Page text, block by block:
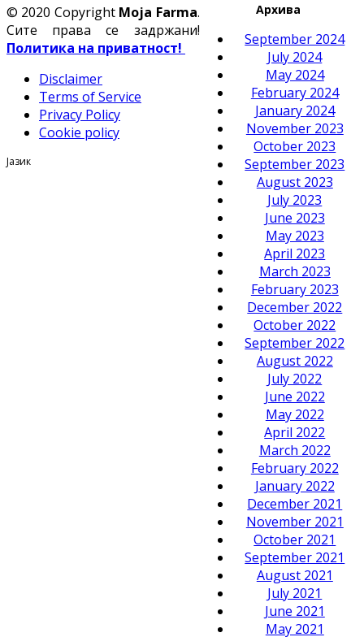
Архива
September 2024
July 2024
May 2024
February 2024
January 2024
November 2023
October 2023
September 2023
August 2023
July 2023
June 2023
May 2023
April 2023
March 2023
February 2023
December 2022
October 2022
September 2022
August 2022
July 2022
June 2022
May 2022
April 2022
March 2022
February 2022
January 2022
December 2021
November 2021
October 2021
September 2021
August 2021
July 2021
June 2021
May 2021
© 2020 Copyright Moja Farma.
Сите права се задржани!
Политика на приватност!
Disclaimer
Terms of Service
Privacy Policy
Cookie policy
Јазик